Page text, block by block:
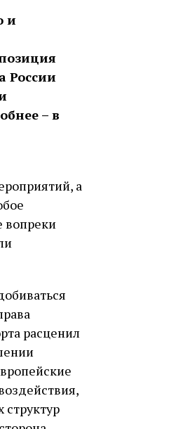
и
России
– в
а
вопреки
расценил